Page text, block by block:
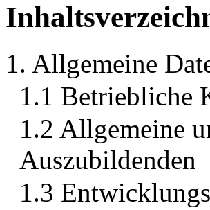
1. Allgemeine
1.1 Betriebliche
1.2 Allgemeine
Auszubildenden
1.3